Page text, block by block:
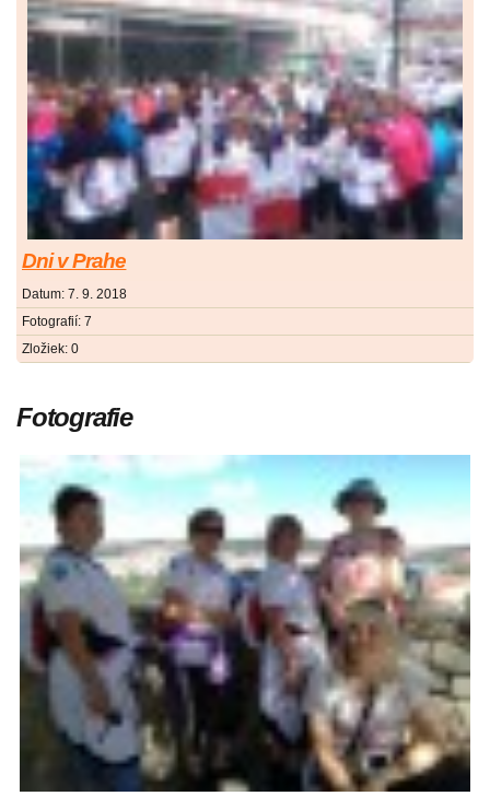
Dni v Prahe
Datum: 7. 9. 2018
Fotografií: 7
Zložiek: 0
Fotografie